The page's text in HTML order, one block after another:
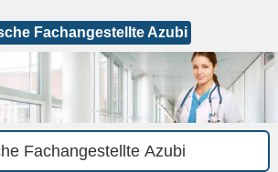
Fachangestellte Azubi